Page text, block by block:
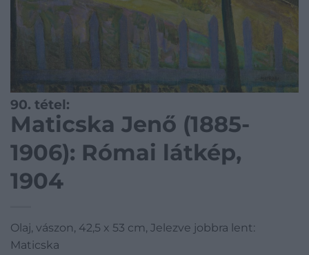
90. tétel:
Maticska Jenő (1885-
1906): Római látkép,
1904
Olaj, vászon, 42,5 x 53 cm, Jelezve jobbra lent:
Maticska